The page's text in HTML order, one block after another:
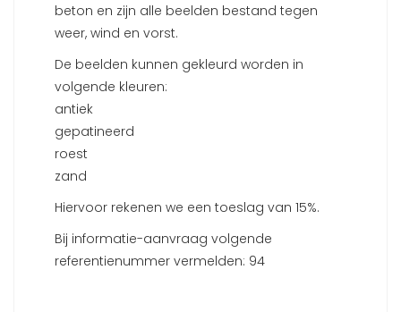
beton en zijn alle beelden bestand tegen
weer, wind en vorst.
De beelden kunnen gekleurd worden in
volgende kleuren:
antiek
gepatineerd
roest
zand
Hiervoor rekenen we een toeslag van 15%.
Bij informatie-aanvraag volgende
referentienummer vermelden: 94